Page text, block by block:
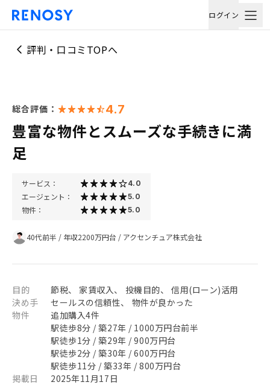
ログイン
評判・口コミTOPへ
総合評価： 4.7
豊富な物件とスムーズな手続きに満
足
サービス： 4.0
エージェント： 5.0
物件： 5.0
40代前半 / 年収2200万円台 / アクセンチュア株式会社
目的
節税、 家賃収入、 投機目的、 信用(ローン)活用
決め手
セールスの信頼性、 物件が良かった
物件
追加購入4件
駅徒歩8分 / 築27年 / 1000万円台前半
駅徒歩1分 / 築29年 / 900万円台
駅徒歩2分 / 築30年 / 600万円台
駅徒歩11分 / 築33年 / 800万円台
掲載日
2025年11月17日